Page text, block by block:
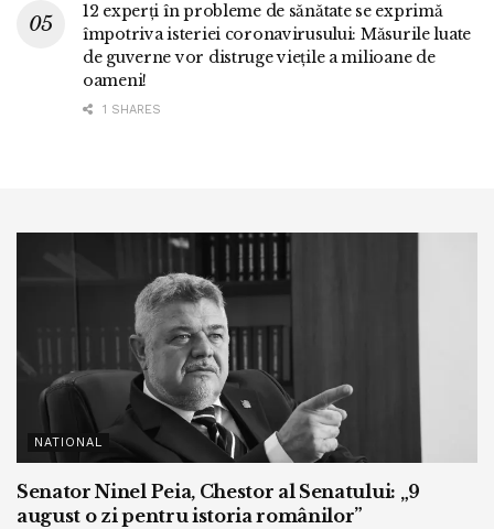
12 experți în probleme de sănătate se exprimă
împotriva isteriei coronavirusului: Măsurile luate
de guverne vor distruge viețile a milioane de
oameni!
1 SHARES
NATIONAL
Senator Ninel Peia, Chestor al Senatului: „9
august o zi pentru istoria românilor”